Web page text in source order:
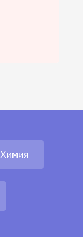
Химия